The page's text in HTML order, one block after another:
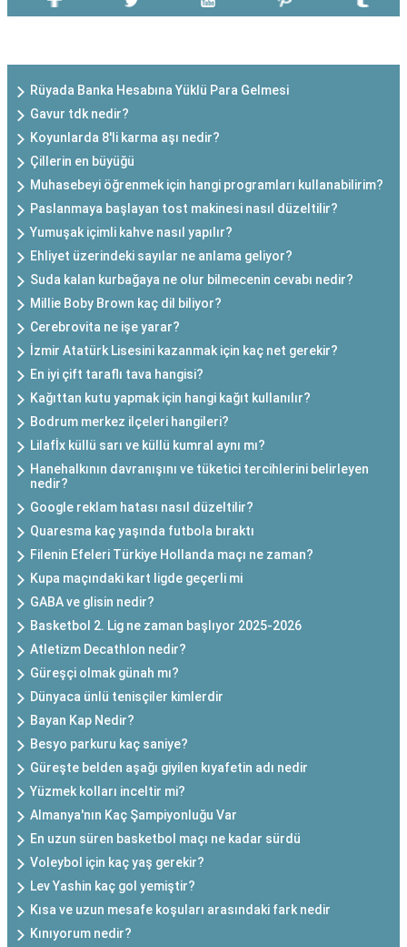
Rüyada Banka Hesabına Yüklü Para Gelmesi
Gavur tdk nedir?
Koyunlarda 8'li karma aşı nedir?
Çillerin en büyüğü
Muhasebeyi öğrenmek için hangi programları kullanabilirim?
Paslanmaya başlayan tost makinesi nasıl düzeltilir?
Yumuşak içimli kahve nasıl yapılır?
Ehliyet üzerindeki sayılar ne anlama geliyor?
Suda kalan kurbağaya ne olur bilmecenin cevabı nedir?
Millie Boby Brown kaç dil biliyor?
Cerebrovita ne işe yarar?
İzmir Atatürk Lisesini kazanmak için kaç net gerekir?
En iyi çift taraflı tava hangisi?
Kağıttan kutu yapmak için hangi kağıt kullanılır?
Bodrum merkez ilçeleri hangileri?
Lilafİx küllü sarı ve küllü kumral aynı mı?
Hanehalkının davranışını ve tüketici tercihlerini belirleyen
nedir?
Google reklam hatası nasıl düzeltilir?
Quaresma kaç yaşında futbola bıraktı
Filenin Efeleri Türkiye Hollanda maçı ne zaman?
Kupa maçındaki kart ligde geçerli mi
GABA ve glisin nedir?
Basketbol 2. Lig ne zaman başlıyor 2025-2026
Atletizm Decathlon nedir?
Güreşçi olmak günah mı?
Dünyaca ünlü tenisçiler kimlerdir
Bayan Kap Nedir?
Besyo parkuru kaç saniye?
Güreşte belden aşağı giyilen kıyafetin adı nedir
Yüzmek kolları inceltir mi?
Almanya'nın Kaç Şampiyonluğu Var
En uzun süren basketbol maçı ne kadar sürdü
Voleybol için kaç yaş gerekir?
Lev Yashin kaç gol yemiştir?
Kısa ve uzun mesafe koşuları arasındaki fark nedir
Kınıyorum nedir?